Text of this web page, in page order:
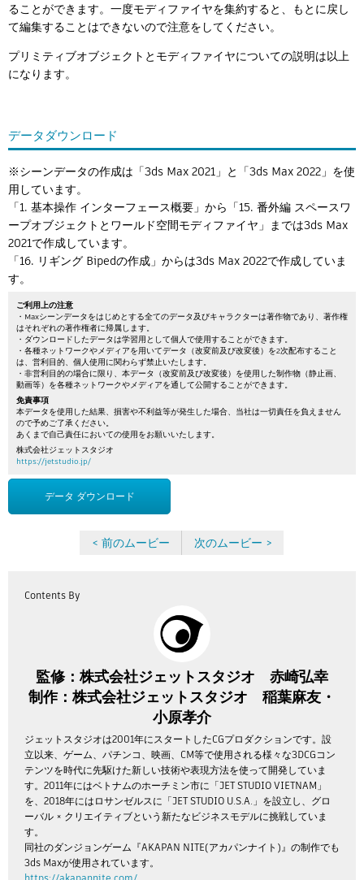
ることができます。一度モディファイヤを集約すると、もとに戻し
て編集することはできないので注意をしてください。
プリミティブオブジェクトとモディファイヤについての説明は以上
になります。
データダウンロード
※シーンデータの作成は「3ds Max 2021」と「3ds Max 2022」を使
用しています。
「1. 基本操作 インターフェース概要」から「15. 番外編 スペースワ
ープオブジェクトとワールド空間モディファイヤ」までは3ds Max
2021で作成しています。
「16. リギング Bipedの作成」からは3ds Max 2022で作成していま
す。
ご利用上の注意
・Maxシーンデータをはじめとする全てのデータ及びキャラクターは著作物であり、著作権
はそれぞれの著作権者に帰属します。
・ダウンロードしたデータは学習用として個人で使用することができます。
・各種ネットワークやメディアを用いてデータ（改変前及び改変後）を2次配布すること
は、営利目的、個人使用に関わらず禁止いたします。
・非営利目的の場合に限り、本データ（改変前及び改変後）を使用した制作物（静止画、
動画等）を各種ネットワークやメディアを通して公開することができます。
免責事項
本データを使用した結果、損害や不利益等が発生した場合、当社は一切責任を負えません
ので予めご了承ください。
あくまで自己責任においての使用をお願いいたします。
株式会社ジェットスタジオ
https://jetstudio.jp/
データ ダウンロード
< 前のムービー 次のムービー >
Contents By
監修：株式会社ジェットスタジオ 赤崎弘幸
制作：株式会社ジェットスタジオ 稲葉麻友・
小原孝介
ジェットスタジオは2001年にスタートしたCGプロダクションです。設
立以来、ゲーム、パチンコ、映画、CM等で使用される様々な3DCGコン
テンツを時代に先駆けた新しい技術や表現方法を使って開発していま
す。2011年にはベトナムのホーチミン市に「JET STUDIO VIETNAM」
を、2018年にはロサンゼルスに「JET STUDIO U.S.A.」を設立し、グロ
ーバル × クリエイティブという新たなビジネスモデルに挑戦していま
す。
同社のダンジョンゲーム『AKAPAN NITE(アカパンナイト)』の制作でも
3ds Maxが使用されています。